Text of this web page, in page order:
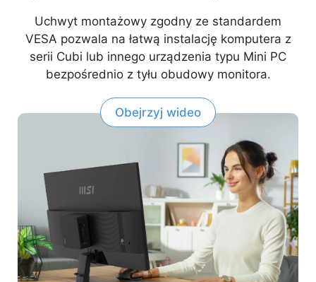
Uchwyt montażowy zgodny ze standardem
VESA pozwala na łatwą instalację komputera z
serii Cubi lub innego urządzenia typu Mini PC
bezpośrednio z tyłu obudowy monitora.
Obejrzyj wideo